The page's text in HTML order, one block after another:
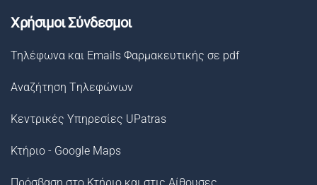
Χρήσιμοι Σύνδεσμοι
Τηλέφωνα και Emails Φαρμακευτικής σε pdf
Αναζήτηση Tηλεφώνων
Κεντρικές Υπηρεσίες UPatras
Κτήριο - Google Maps